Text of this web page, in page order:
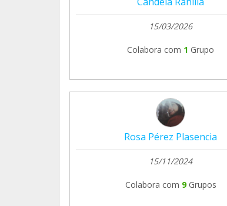
15/03/2026
Colabora com 1 Grupo
Rosa Pérez Plasencia
15/11/2024
Colabora com 9 Grupos